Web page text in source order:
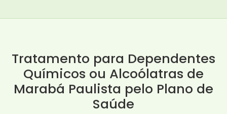
Tratamento para Dependentes
Químicos ou Alcoólatras de
Marabá Paulista pelo Plano de
Saúde